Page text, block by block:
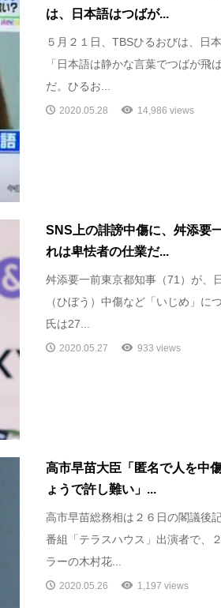
は、日本語はつばが...
５月２１日、TBSひるおびは、日
「日本語は静かな言葉でつばが飛
だ。ひるお...
2020.05.28 14,986 views
SNS上の誹謗中傷に、舛添要
れは卑怯者の仕業だ...
舛添要一前東京都知事（71）が、
（ひぼう）中傷など「いじめ」に
氏は27...
2020.05.27 933 views
高市早苗大臣「匿名で人を中
ょうで許し難い」...
高市早苗総務相は２６日の閣議後
番組「テラスハウス」出演者で、
ラーの木村花...
2020.05.26 1,197 views